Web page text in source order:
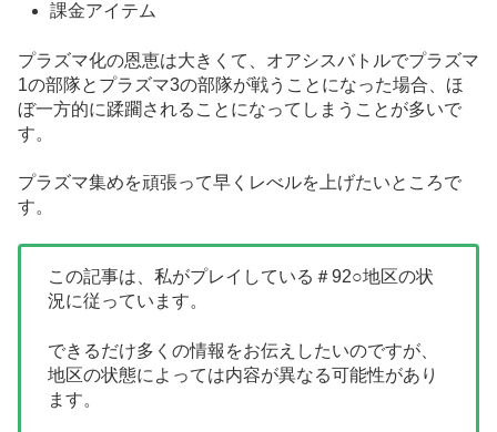
課金アイテム
プラズマ化の恩恵は大きくて、オアシスバトルでプラズマ
1の部隊とプラズマ3の部隊が戦うことになった場合、ほ
ぼ一方的に蹂躙されることになってしまうことが多いで
す。
プラズマ集めを頑張って早くレべルを上げたいところで
す。
この記事は、私がプレイしている＃92○地区の状
況に従っています。
できるだけ多くの情報をお伝えしたいのですが、
地区の状態によっては内容が異なる可能性があり
ます。